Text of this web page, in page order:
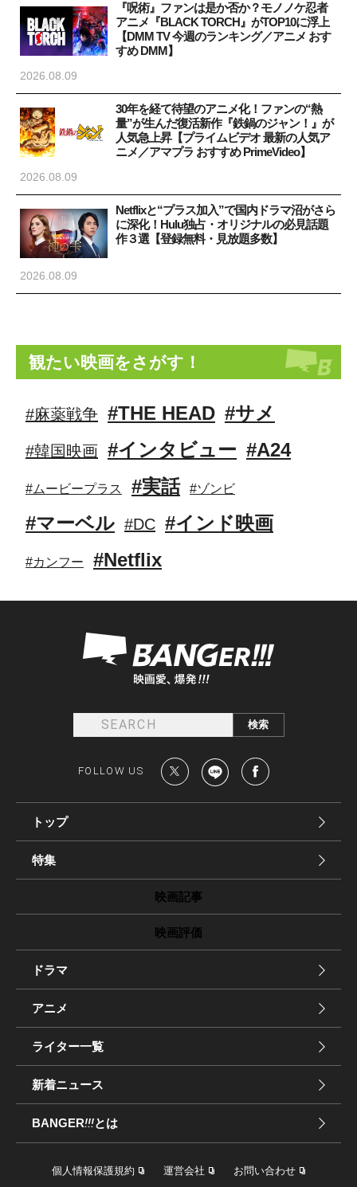
『呪術』ファンは是か否か？モノノケ忍者
アニメ『BLACK TORCH』がTOP10に浮上
【DMM TV 今週のランキング／アニメ おす
すめ DMM】
2026.08.09
30年を経て待望のアニメ化！ファンの“熱
量”が生んだ復活新作『鉄鍋のジャン！』が
人気急上昇【プライムビデオ 最新の人気ア
ニメ／アマプラ おすすめ PrimeVideo】
2026.08.09
Netflixと“プラス加入”で国内ドラマ沼がさら
に深化！Hulu独占・オリジナルの必見話題
作３選【登録無料・見放題多数】
2026.08.09
観たい映画をさがす！
#麻薬戦争 #THE HEAD #サメ
#韓国映画 #インタビュー #A24
#ムービープラス #実話 #ゾンビ
#マーベル #DC #インド映画
#カンフー #Netflix
FOLLOW US
トップ
特集
映画記事
映画評価
ドラマ
アニメ
ライター一覧
新着ニュース
BANGER!!!とは
個人情報保護規約 運営会社 お問い合わせ